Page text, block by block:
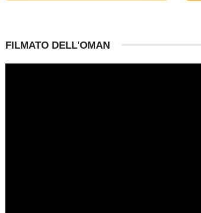
FILMATO DELL'OMAN